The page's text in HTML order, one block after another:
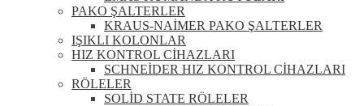
PAKO ŞALTERLER
KRAUS-NAİMER PAKO ŞALTERLER
IŞIKLI KOLONLAR
HIZ KONTROL CİHAZLARI
SCHNEİDER HIZ KONTROL CİHAZLARI
RÖLELER
SOLİD STATE RÖLELER